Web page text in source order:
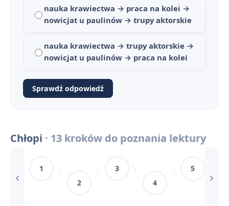
nauka krawiectwa → praca na kolei →
nowicjat u paulinów → trupy aktorskie
nauka krawiectwa → trupy aktorskie →
nowicjat u paulinów → praca na kolei
Sprawdź odpowiedź
Chłopi · 13 kroków do poznania lektury
1
2
3
4
5
Chłopi - znaczenie tytułu utworu
Chłopi - geneza utworu
8 Chłopi - czas i miejsce akcji
Kluczowe cytaty z "Chłopów" z omówieniem
Pytania maturalne z "Chłopów"